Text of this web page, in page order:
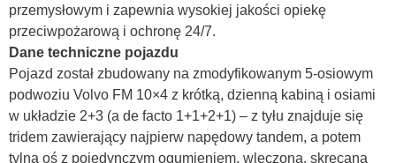
przemysłowym i zapewnia wysokiej jakości opiekę
przeciwpożarową i ochronę 24/7.
Dane techniczne pojazdu
Pojazd został zbudowany na zmodyfikowanym 5-osiowym
podwoziu Volvo FM 10×4 z krótką, dzienną kabiną i osiami
w układzie 2+3 (a de facto 1+1+2+1) – z tyłu znajduje się
tridem zawierający najpierw napędowy tandem, a potem
tylną oś z pojedynczym ogumieniem, wleczoną, skręcaną